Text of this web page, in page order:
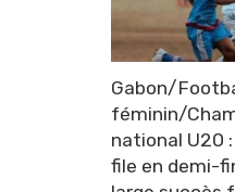
Gabon/
féminin/
national U20
file en demi-